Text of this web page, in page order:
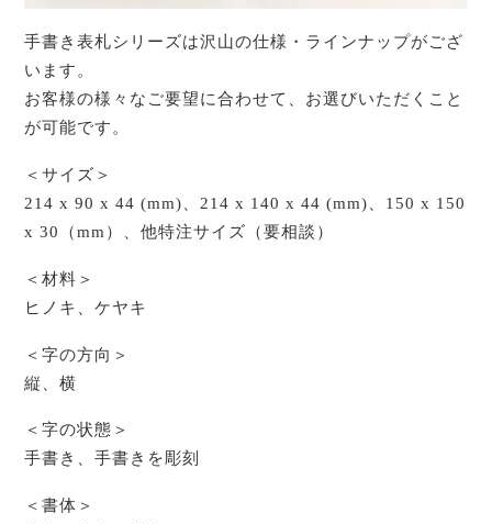
手書き表札シリーズは沢山の仕様・ラインナップがござ
います。
お客様の様々なご要望に合わせて、お選びいただくこと
が可能です。
＜サイズ＞
214 x 90 x 44 (mm)、214 x 140 x 44 (mm)、150 x 150
x 30（mm）、他特注サイズ（要相談）
＜材料＞
ヒノキ、ケヤキ
＜字の方向＞
縦、横
＜字の状態＞
手書き、手書きを彫刻
＜書体＞